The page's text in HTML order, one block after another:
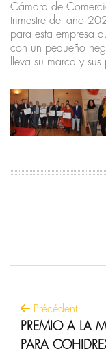
Cámara de
trimestre del año
para esta empresa
con un pequeño
lleva su marca y
Précédent
PREMIO A LA
PARA